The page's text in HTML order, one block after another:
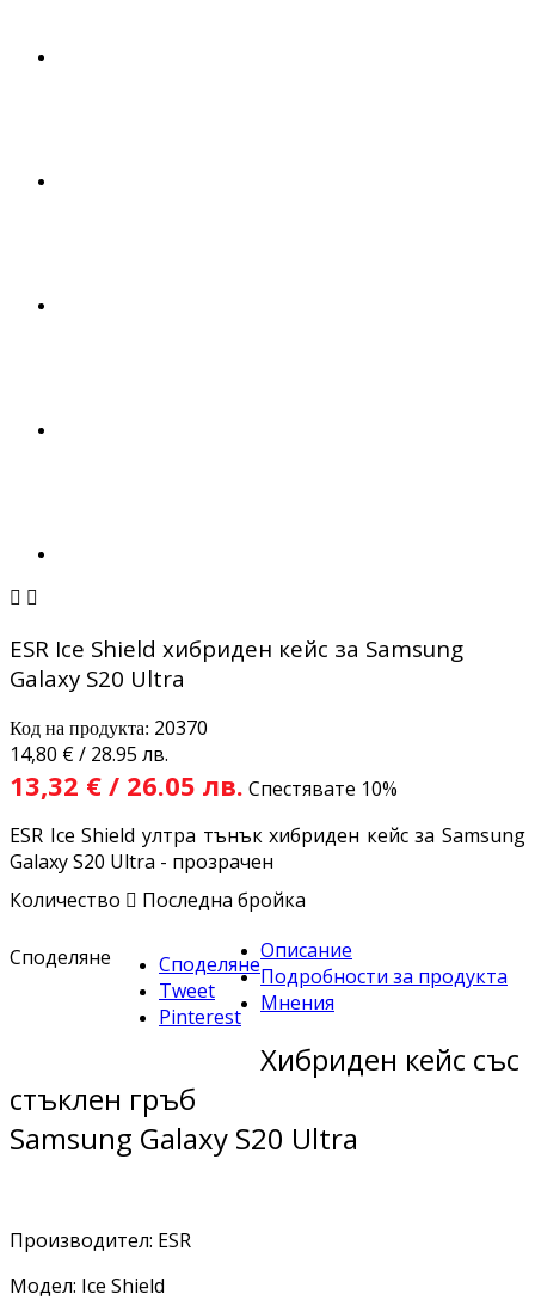
 
ESR Ice Shield хибриден кейс за Samsung
Galaxy S20 Ultra
Код на продукта: 20370
14,80 € / 28.95 лв.
13,32 € / 26.05 лв. Спестявате 10%
ESR Ice Shield ултра тънък хибриден кейс за Samsung
Galaxy S20 Ultra - прозрачен
Количество  Последна бройка
Споделяне
Споделяне
Tweet
Pinterest
Описание
Подробности за продукта
Мнения
Хибриден кейс със
стъклен гръб
Samsung Galaxy S20 Ultra
Производител: ESR
Модел: Ice Shield